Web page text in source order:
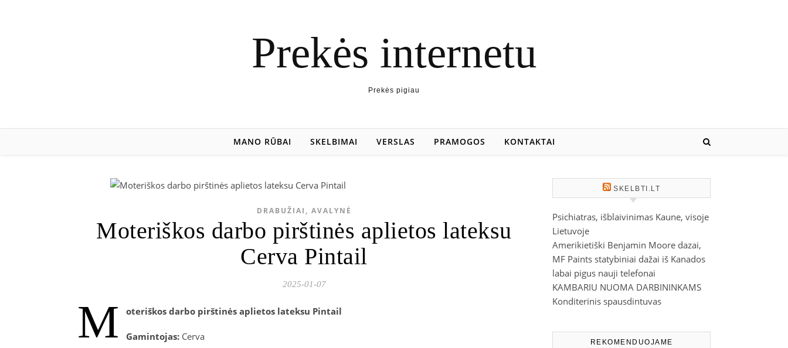
Prekės internetu
Prekės pigiau
MANO RŪBAI SKELBIMAI VERSLAS PRAMOGOS KONTAKTAI
DRABUŽIAI, AVALYNĖ
Moteriškos darbo pirštinės aplietos lateksu
Cerva Pintail
2025-01-07
M oteriškos darbo pirštinės aplietos lateksu Pintail
Gamintojas: Cerva
SKELBTI.LT
Psichiatras, išblaivinimas Kaune, visoje
Lietuvoje
Amerikietiški Benjamin Moore dazai,
MF Paints statybiniai dažai iš Kanados
labai pigus nauji telefonai
KAMBARIU NUOMA DARBININKAMS
Konditerinis spausdintuvas
REKOMENDUOJAME